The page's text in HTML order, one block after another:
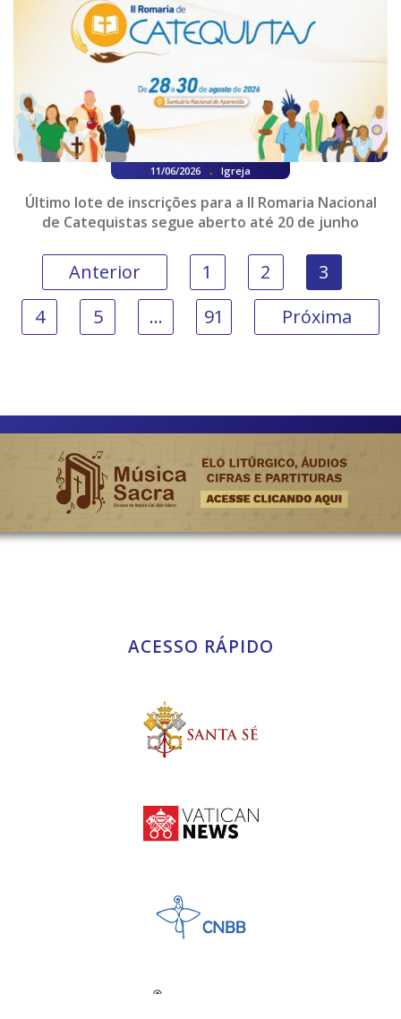
11/06/2026 . Igreja
Último lote de inscrições para a II Romaria Nacional
de Catequistas segue aberto até 20 de junho
Anterior 1 2
3
4
5 … 91 Próxima
ACESSO RÁPIDO